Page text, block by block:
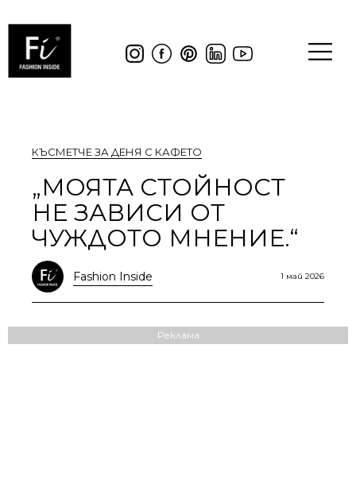
КЪСМЕТЧЕ ЗА ДЕНЯ С КАФЕТО
„МОЯТА СТОЙНОСТ
НЕ ЗАВИСИ ОТ
ЧУЖДОТО МНЕНИЕ.“
Fashion Inside 1 май 2026
Реклама